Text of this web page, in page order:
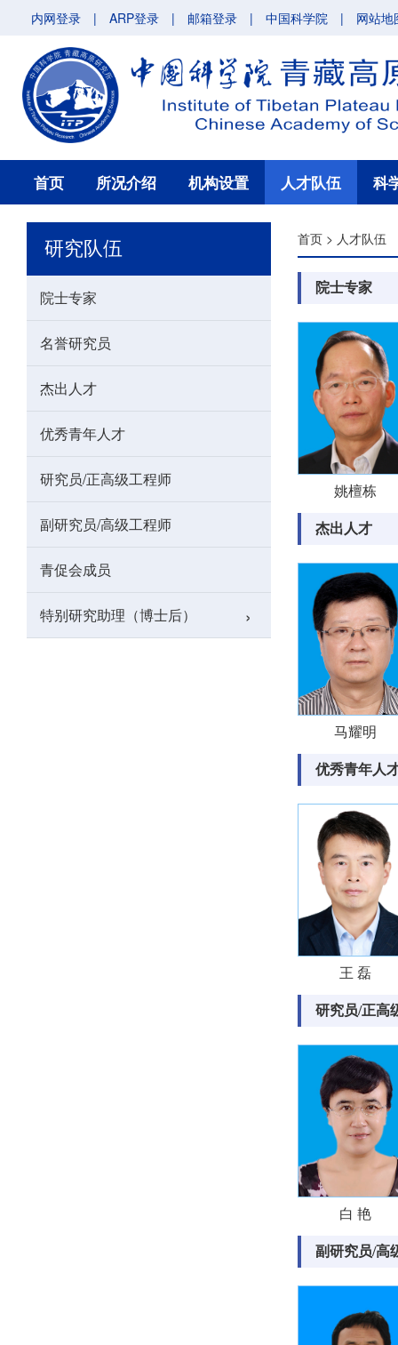
内网登录 | ARP登录 | 邮箱登录 | 中国科学院 | 网站地
首页 所况介绍 机构设置 人才队伍 科
研究队伍
院士专家
名誉研究员
杰出人才
优秀青年人才
研究员/正高级工程师
副研究员/高级工程师
青促会成员
特别研究助理（博士后） ›
首页 > 人才队伍
院士专家
姚檀栋
杰出人才
马耀明
优秀青年人
王 磊
研究员/正高
白 艳
副研究员/高